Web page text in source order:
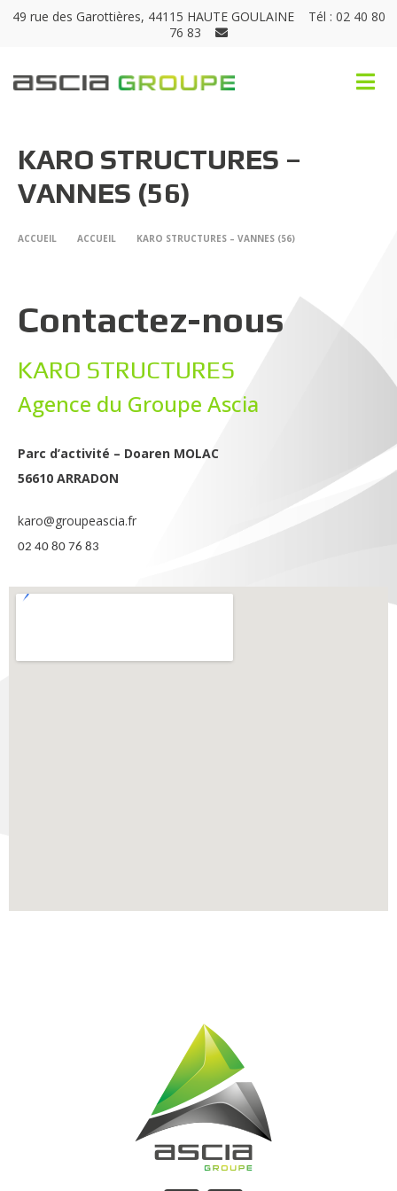
49 rue des Garottières, 44115 HAUTE GOULAINE
Tél : 02 40 80
76 83
KARO STRUCTURES –
VANNES (56)
ACCUEIL ACCUEIL KARO STRUCTURES – VANNES (56)
Contactez-nous
KARO STRUCTURES
Agence du Groupe Ascia
Parc d’activité – Doaren MOLAC
56610 ARRADON
karo@groupeascia.fr
02 40 80 76 83